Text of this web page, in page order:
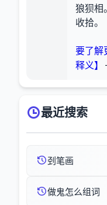
狼狈相
收拾。
要了解
释义】
最近搜索
刭笔画
做鬼怎么组词